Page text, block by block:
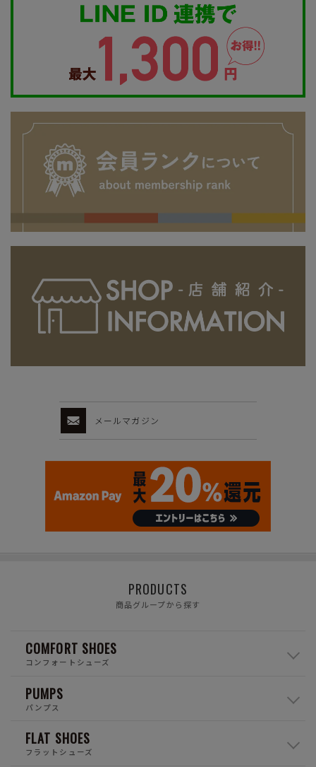
メールマガジン
PRODUCTS
商品グループから探す
COMFORT SHOES
コンフォートシューズ
PUMPS
パンプス
FLAT SHOES
フラットシューズ